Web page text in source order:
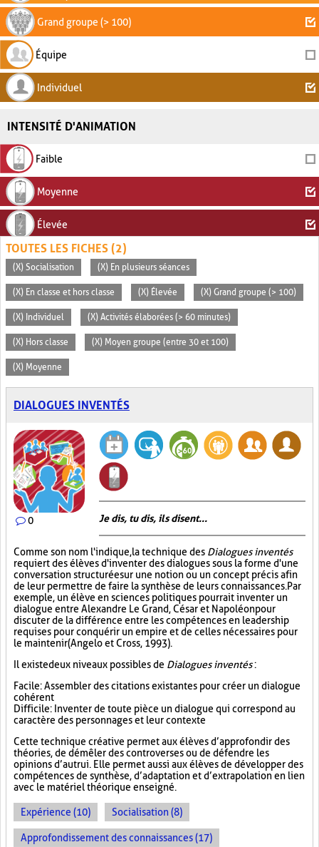
Grand groupe (> 100)
Équipe
Individuel
INTENSITÉ D'ANIMATION
Faible
Moyenne
Élevée
TOUTES LES FICHES (2)
(X) Socialisation (X) En plusieurs séances
(X) En classe et hors classe (X) Élevée (X) Grand groupe (> 100)
(X) Individuel (X) Activités élaborées (> 60 minutes)
(X) Hors classe (X) Moyen groupe (entre 30 et 100)
(X) Moyenne
DIALOGUES INVENTÉS
0 Je dis, tu dis, ils disent...
Comme son nom l'indique, la technique des Dialogues inventés
requiert des élèves d'inventer des dialogues sous la forme d'une
conversation structurée sur une notion ou un concept précis afin
de leur permettre de faire la synthèse de leurs connaissances. Par
exemple, un élève en sciences politiques pourrait inventer un
dialogue entre Alexandre Le Grand, César et Napoléon pour
discuter de la différence entre les compétences en leadership
requises pour conquérir un empire et de celles nécessaires pour
le maintenir (Angelo et Cross, 1993).
Il existe deux niveaux possibles de Dialogues inventés:
Facile : Assembler des citations existantes pour créer un dialogue
cohérent
Difficile : Inventer de toute pièce un dialogue qui correspond au
caractère des personnages et leur contexte
Cette technique créative permet aux élèves d’approfondir des
théories, de démêler des controverses ou de défendre les
opinions d’autrui. Elle permet aussi aux élèves de développer des
compétences de synthèse, d’adaptation et d’extrapolation en lien
avec le matériel théorique enseigné.
Expérience (10) Socialisation (8)
Approfondissement des connaissances (17)